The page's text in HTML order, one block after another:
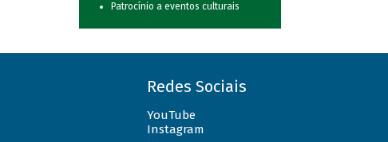
Patrocínio a eventos culturais
Redes Sociais
YouTube
Instagram